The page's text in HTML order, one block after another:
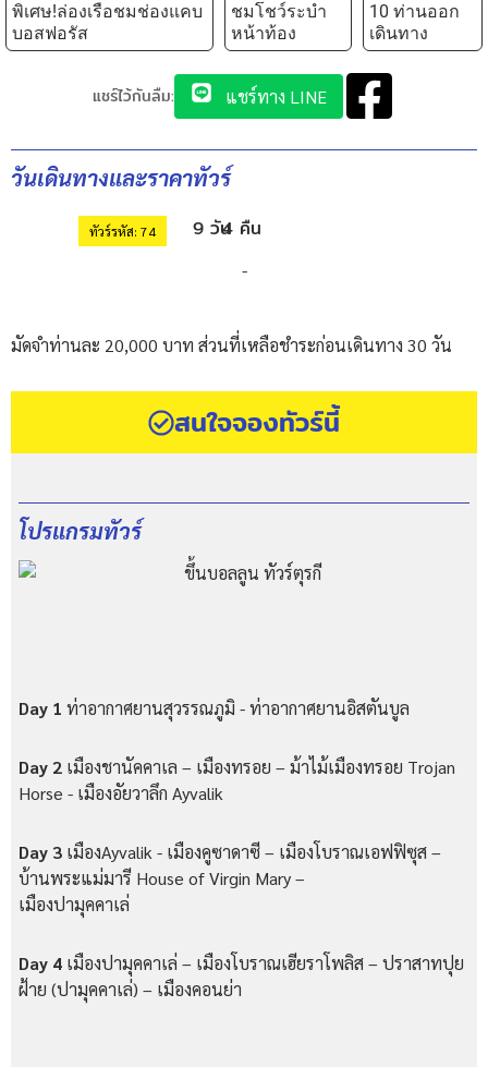
พิเศษ!ล่องเรือชมช่องแคบ
บอสฟอรัส
ชมโชว์ระบำ
หน้าท้อง
10 ท่านออก
เดินทาง
แชร์ไว้กันลืม: แชร์ทาง LINE
วันเดินทางและราคาทัวร์
ทัวร์รหัส: 74 9 วัน4 คืน
-
มัดจำท่านละ 20,000 บาท ส่วนที่เหลือชำระก่อนเดินทาง 30 วัน
สนใจจองทัวร์นี้
โปรแกรมทัวร์
Day 1 ท่าอากาศยานสุวรรณภูมิ - ท่าอากาศยานอิสตันบูล
Day 2 เมืองชานัคคาเล – เมืองทรอย – ม้าไม้เมืองทรอย Trojan
Horse - เมืองอัยวาลึก Ayvalik
Day 3 เมืองAyvalik - เมืองคูซาดาซี – เมืองโบราณเอฟฟิซุส –
บ้านพระแม่มารี House of Virgin Mary –
เมืองปามุคคาเล่
Day 4 เมืองปามุคคาเล่ – เมืองโบราณเฮียราโพลิส – ปราสาทปุย
ฝ้าย (ปามุคคาเล่) – เมืองคอนย่า